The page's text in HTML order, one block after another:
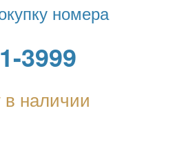
номера
3999
в наличии